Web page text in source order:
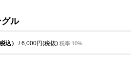
ル
込） / 6,000円(税抜) 税率:10%